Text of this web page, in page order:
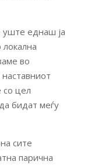
еднаш ја
во
со цел
бидат меѓу
сите
парична